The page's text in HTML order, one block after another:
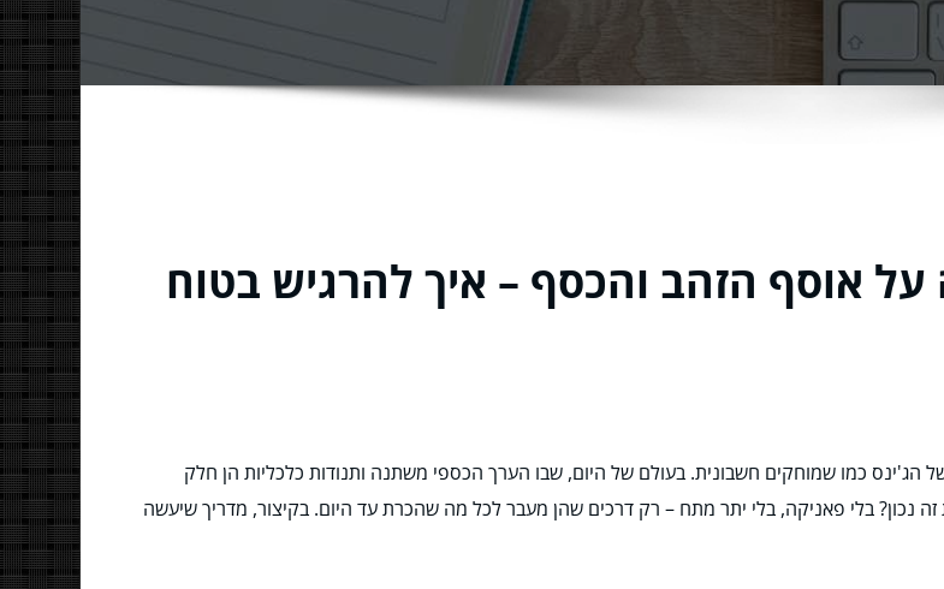
אוסף הזהב והכסף – איך להרגיש בטוח
כמו שמוחקים חשבונית. בעולם של היום, שבו הערך הכספי משתנה ותנודות כלכליות הן חלק
נכון? בלי פאניקה, בלי יתר מתח – רק דרכים שהן מעבר לכל מה שהכרת עד היום. בקיצור, מדריך שיעשה